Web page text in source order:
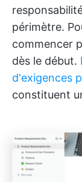
périmètre.
commencer
dès le début.
d'exigences
constituent